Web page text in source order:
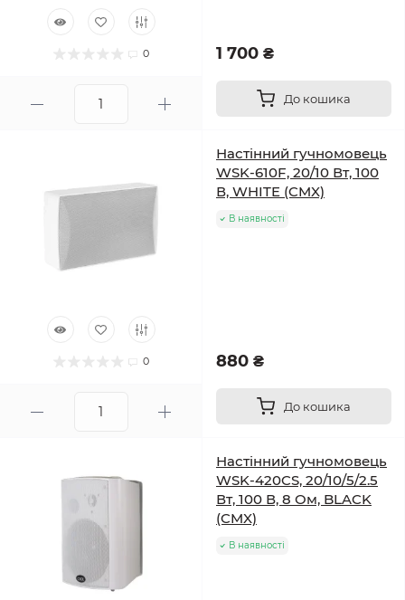
0 1 700 ₴
До кошика
0
Настінний гучномовець
WSK-610F, 20/10 Вт, 100
В, WHITE (CMX)
В наявності
880 ₴
До кошика
Настінний гучномовець
WSK-420CS, 20/10/5/2.5
Вт, 100 В, 8 Ом, BLACK
(CMX)
В наявності